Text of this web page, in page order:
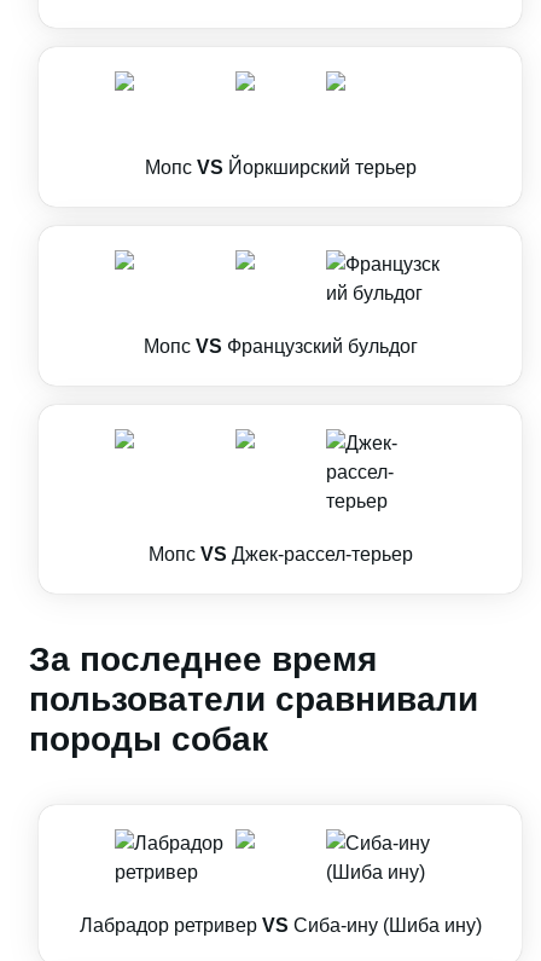
Мопс VS Йоркширский терьер
Мопс VS Французский бульдог
Мопс VS Джек-рассел-терьер
За последнее время
пользователи сравнивали
породы собак
Лабрадор ретривер VS Сиба-ину (Шиба ину)